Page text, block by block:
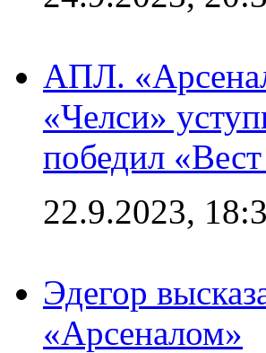
АПЛ.
«Челси»
победил
22.9.2023,
Эдегор
«Арсеналом»